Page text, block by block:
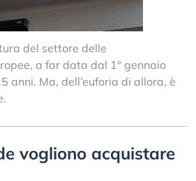
del settore delle
a far data dal 1° gennaio
anni. Ma, dell’euforia di allora, è
vogliono acquistare